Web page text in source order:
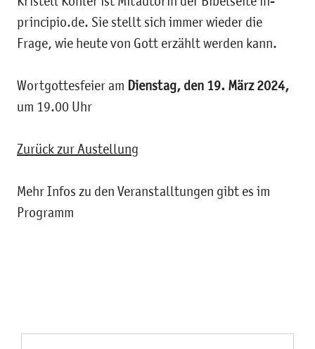
principio.de. Sie stellt sich immer wieder die
Frage, wie heute von Gott erzählt werden kann.
Wortgottesfeier am Dienstag, den 19. März 2024,
um 19.00 Uhr
Zurück zur Austellung
Mehr Infos zu den Veranstalltungen gibt es im
Programm